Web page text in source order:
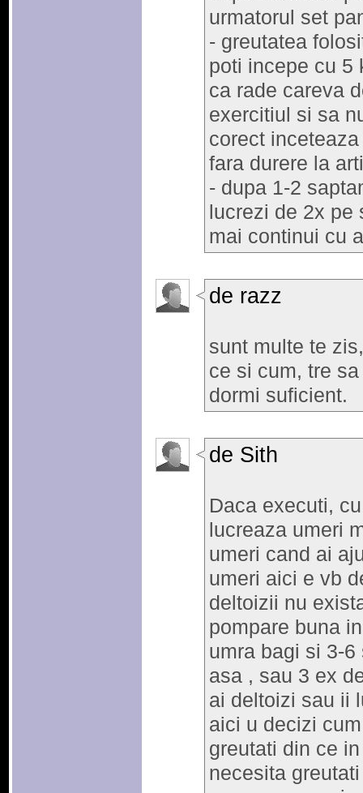
urmatorul set
- greutatea
poti incepe cu 5
ca rade careva
exercitiul si sa
corect
fara durere la
- dupa 1-2
lucrezi de 2x pe
mai continui cu
de razz
sunt multe te
ce si cum, tre
dormi suficient.
de Sith
Daca executi,
lucreaza umeri
umeri cand ai
umeri aici e vb
deltoizii nu
pompare buna
umra bagi si 3-
asa , sau 3 ex
ai deltoizi sau ii
aici u decizi
greutati din ce
necesita